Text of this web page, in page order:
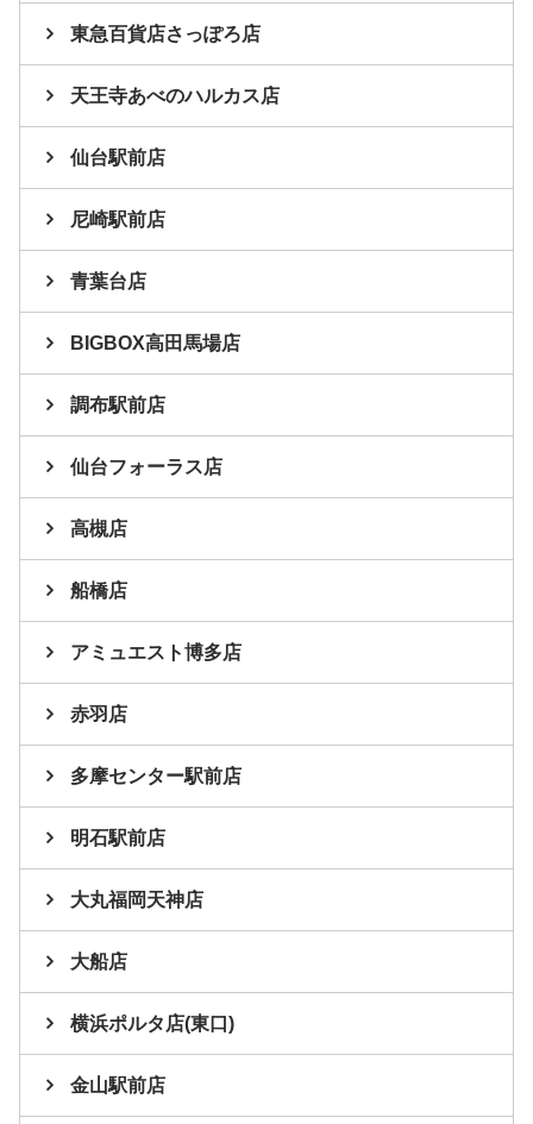
東急百貨店さっぽろ店
天王寺あべのハルカス店
仙台駅前店
尼崎駅前店
青葉台店
BIGBOX高田馬場店
調布駅前店
仙台フォーラス店
高槻店
船橋店
アミュエスト博多店
赤羽店
多摩センター駅前店
明石駅前店
大丸福岡天神店
大船店
横浜ポルタ店(東口)
金山駅前店